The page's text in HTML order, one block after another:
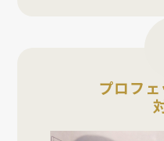
プロフ